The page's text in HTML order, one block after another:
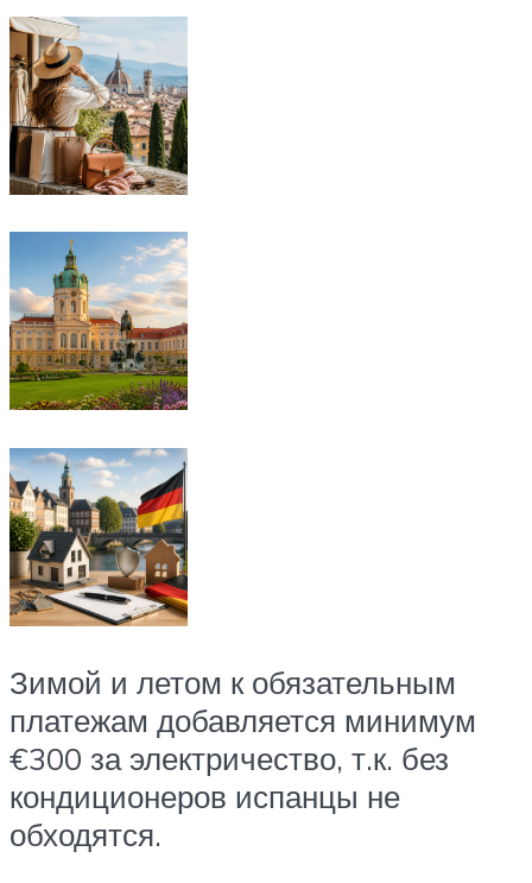
Зимой и летом к обязательным
платежам добавляется минимум
€300 за электричество, т.к. без
кондиционеров испанцы не
обходятся.